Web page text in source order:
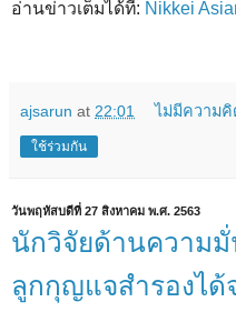
อ่านข่าวเต็มได้ที่: Nikkei
ajsarun at 22:01 ไม่มีความคิ
ใช้ร่วมกัน
วันพฤหัสบดีที่ 27 สิงหาคม พ.ศ. 2563
นักวิจัยด้านความ
ลูกกุญแจสำรองได้